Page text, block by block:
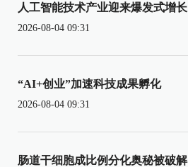
人工智能技术产业迎来爆发式增长
2026-08-04 09:31
“AI+创业”加速科技成果孵化
2026-08-04 09:31
肠道干细胞成比例分化奥秘被破解